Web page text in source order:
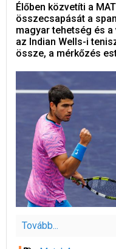
Élőben közvetíti a
összecsapását a
magyar tehetség és
az Indian Wells-i
össze, a mérkőzés
Tovább...